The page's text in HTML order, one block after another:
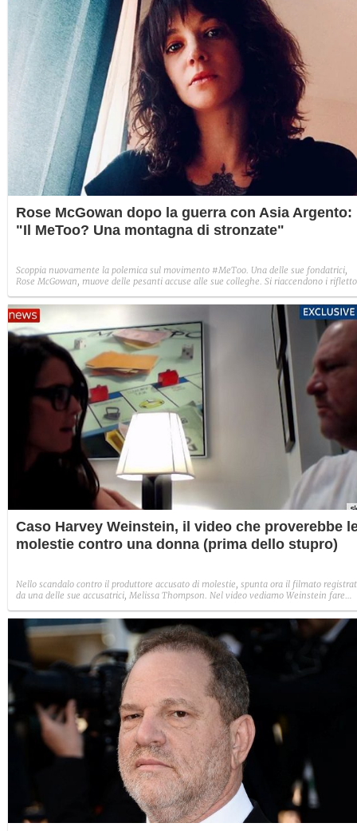
Rose McGowan dopo la guerra con Asia Argento:
"Il MeToo? Una montagna di stronzate"
Scoppia nuovamente la polemica sul movimento #MeToo. Una delle sue fondatrici,
Rose McGowan, muove delle pesanti accuse alle sue colleghe. Si riaccendono i
Caso Harvey Weinstein, il video che proverebbe
molestie contro una donna (prima dello stupro)
Nello scandalo contro il produttore accusato di molestie, spunta ora il filmato
da una delle sue accusatrici, Melissa Thompson. Nel video vediamo Weinstein fare
con l'inganno in una camera d'albergo e violentata.